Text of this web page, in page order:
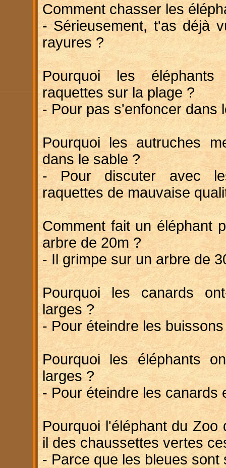
Comment chasser les
- Sérieusement, t'as déjà
rayures ?
Pourquoi les éléphants
raquettes sur la plage ?
- Pour pas s'enfoncer dans
Pourquoi les autruches
dans le sable ?
- Pour discuter avec
raquettes de mauvaise
Comment fait un éléphant
arbre de 20m ?
- Il grimpe sur un arbre de
Pourquoi les canards
larges ?
- Pour éteindre les
Pourquoi les éléphants
larges ?
- Pour éteindre les canards
Pourquoi l'éléphant du Zoo
il des chaussettes vertes
- Parce que les bleues sont